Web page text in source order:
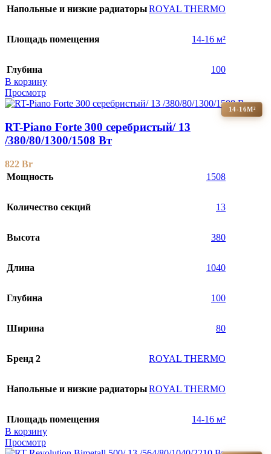
Напольные и низкие радиаторыROYAL THERMO
Площадь помещения 14-16 м²
Глубина
100
В корзину
Просмотр
14-16М²
RT-Piano Forte 300 серебристый/ 13
/380/80/1300/1508 Вт
822 Br
Мощность
1508
Количество секций 13
Высота 380
Длина 1040
Глубина 100
Ширина 80
Бренд 2 ROYAL THERMO
Напольные и низкие радиаторыROYAL THERMO
Площадь помещения
14-16 м²
В корзину
Просмотр